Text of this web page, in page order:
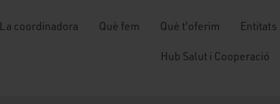
La coordinadora Què fem Què t'oferim Entitats
Hub Salut i Cooperació